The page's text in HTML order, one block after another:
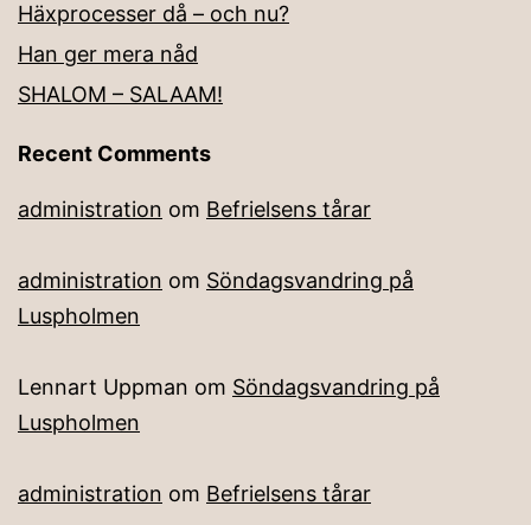
Häxprocesser då – och nu?
Han ger mera nåd
SHALOM – SALAAM!
Recent Comments
administration om Befrielsens tårar
administration om Söndagsvandring på
Luspholmen
Lennart Uppman om Söndagsvandring på
Luspholmen
administration om Befrielsens tårar